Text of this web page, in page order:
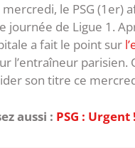
mercredi, le PSG (1er)
journée de Ligue 1.
a fait le point sur
l’entraîneur parisien.
son titre ce
aussi : PSG :